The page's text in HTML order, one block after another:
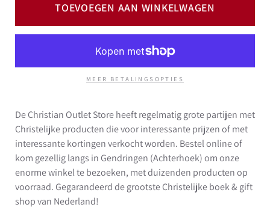
TOEVOEGEN AAN WINKELWAGEN
MEER BETALINGSOPTIES
De Christian Outlet Store heeft regelmatig grote partijen met
Christelijke producten die voor interessante prijzen of met
interessante kortingen verkocht worden. Bestel online of
kom gezellig langs in Gendringen (Achterhoek) om onze
enorme winkel te bezoeken, met duizenden producten op
voorraad. Gegarandeerd de grootste Christelijke boek & gift
shop van Nederland!